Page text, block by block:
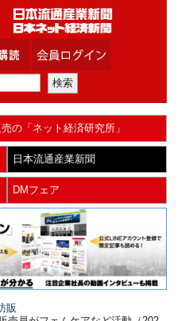
の「ネット経済研究所」
日本流通産業新聞
DMフェア
販